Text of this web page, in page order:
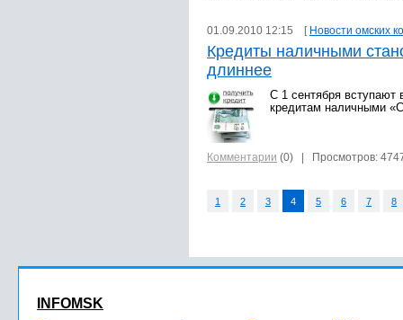
01.09.2010 12:15 [ Новости омских
Кредиты наличными
длиннее
С 1 сентября вступают
кредитам наличными
Комментарии (0) | Просмотров:
1 2 3 4 5 6 7 8
INFOMSK